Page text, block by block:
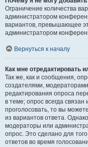
Ограничение количества
администратором
вариантов, превышающее
администратором
Вернуться к началу
Как мне отредактировать
Так же, как и сообщения,
создателями,
редактирования опроса
в теме; опрос всегда
проголосовать, то вы
из вариантов ответа.
модераторы или
опрос. Это сделано для
ответов во время